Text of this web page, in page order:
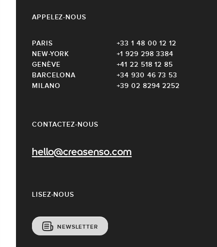
CONTACTEZ-NOUS
hello@creasenso.com
LISEZ-NOUS
NEWSLETTER
APPELEZ-NOUS
PARIS
+33 1 48 00 12 12
NEW-YORK
+1 929 298 3384
GENÈVE
+41 22 518 12 85
BARCELONA
+34 930 46 73 53
MILANO
+39 02 8294 2252